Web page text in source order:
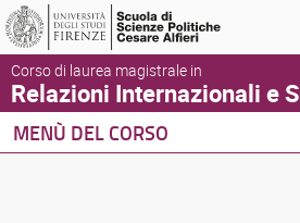
Corso di laurea magistrale in
Relazioni Internazionali e
MENÙ DEL CORSO